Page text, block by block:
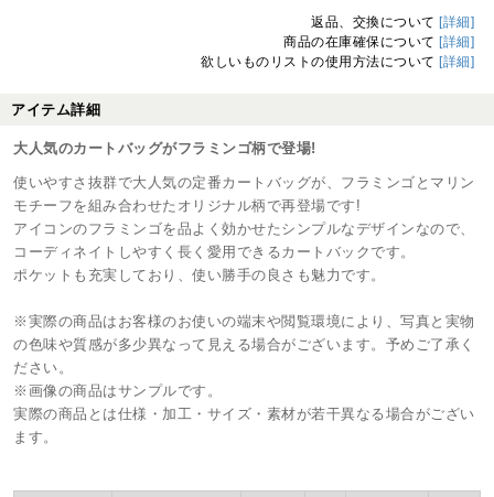
返品、交換について [詳細]
商品の在庫確保について [詳細]
欲しいものリストの使用方法について [詳細]
アイテム詳細
大人気のカートバッグがフラミンゴ柄で登場!
使いやすさ抜群で大人気の定番カートバッグが、フラミンゴとマリン
モチーフを組み合わせたオリジナル柄で再登場です!
アイコンのフラミンゴを品よく効かせたシンプルなデザインなので、
コーディネイトしやすく長く愛用できるカートバックです。
ポケットも充実しており、使い勝手の良さも魅力です。
※実際の商品はお客様のお使いの端末や閲覧環境により、写真と実物
の色味や質感が多少異なって見える場合がございます。予めご了承く
ださい。
※画像の商品はサンプルです。
実際の商品とは仕様・加工・サイズ・素材が若干異なる場合がござい
ます。